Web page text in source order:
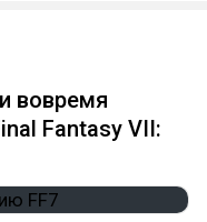
вовремя
Fantasy VII: